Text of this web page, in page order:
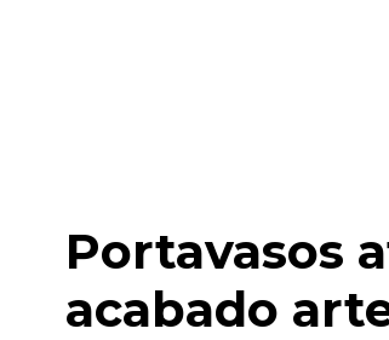
Portavasos
acabado